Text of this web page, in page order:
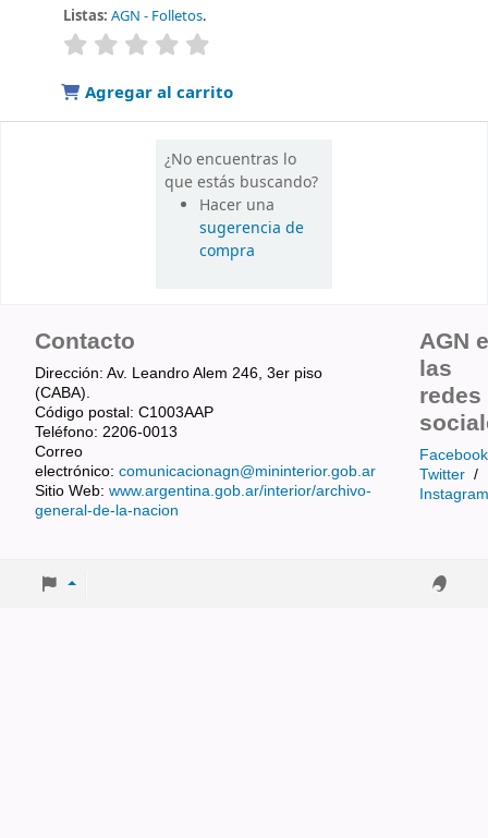
Listas: AGN - Folletos.
valoración
Agregar al carrito
¿No encuentras lo
que estás buscando?
Hacer una
sugerencia de
compra
Contacto
Dirección: Av. Leandro Alem 246, 3er piso
(CABA).
Código postal: C1003AAP
Teléfono: 2206-0013
Correo
electrónico: comunicacionagn@mininterior.gob.ar
Sitio Web: www.argentina.gob.ar/interior/archivo-
general-de-la-nacion
AGN
las
redes
Facebook
Twitter /
Instagram